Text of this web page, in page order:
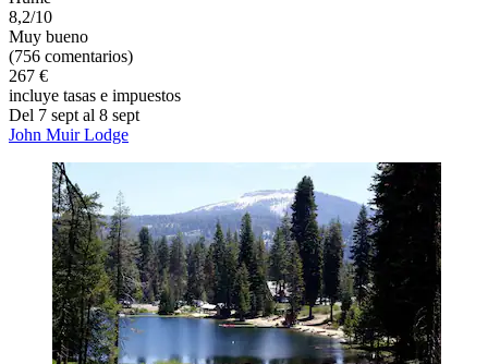
8,2/10
Muy bueno
(756 comentarios)
267 €
incluye tasas e impuestos
Del 7 sept al 8 sept
John Muir Lodge